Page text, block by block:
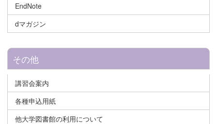
EndNote
dマガジン
その他
講習会案内
各種申込用紙
他大学図書館の利用について